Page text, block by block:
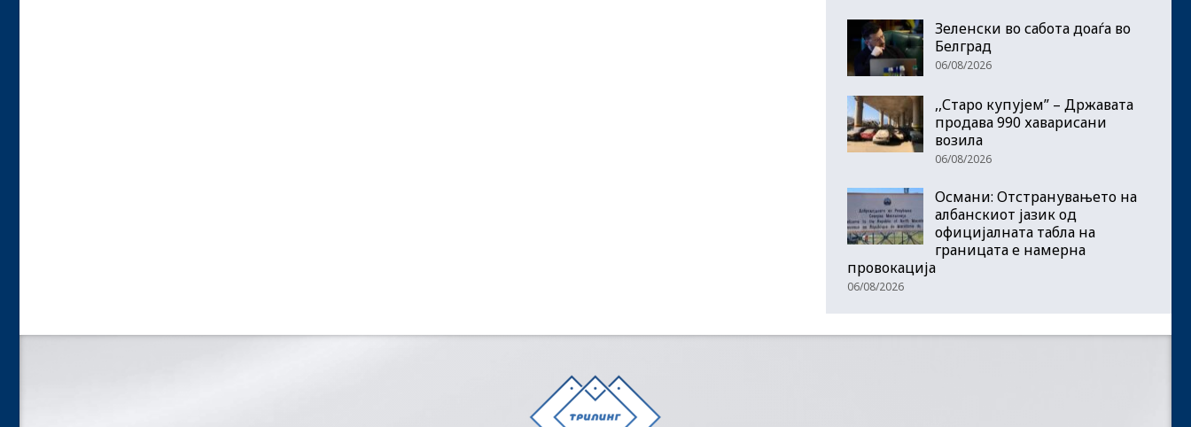
Зеленски во сабота доаѓа во
Белград
06/08/2026
,,Старо купујем” – Државата
продава 990 хаварисани
возила
06/08/2026
Османи: Отстранувањето на
албанскиот јазик од
официјалната табла на
границата е намерна
провокација
06/08/2026